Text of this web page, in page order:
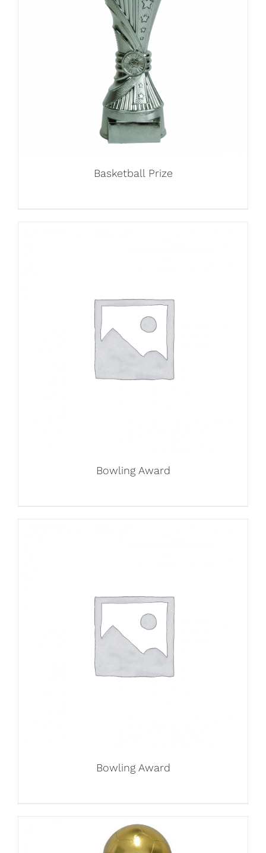
Basketball Prize
Bowling Award
Bowling Award